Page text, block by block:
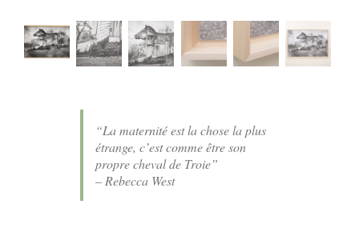
“La maternité est la chose la plus
étrange, c’est comme être son
propre cheval de Troie”
– Rebecca West